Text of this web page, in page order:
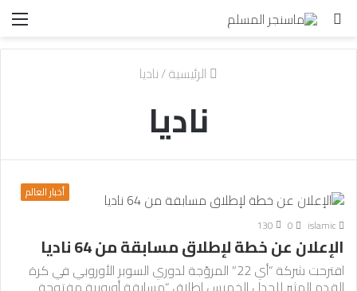
بحث
الرئيسية/ناديا
ناديا
أخبار العالم
islamic
0
130
الإعلان عن خطة لإطلاق مسابقة من 64 ناديا
اقترحت شركة “أي 22” المروّجة لدوري السوبر الأوروبي في كرة